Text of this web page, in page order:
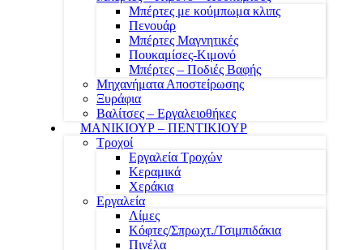
Μπέρτες με κούμπωμα κλιπς
Πενουάρ
Μπέρτες Μαγνητικές
Πουκαμίσες-Κιμονό
Μπέρτες – Ποδιές Βαφής
Μηχανήματα Αποστείρωσης
Ξυράφια
Βαλίτσες – Εργαλειοθήκες
ΜΑΝΙΚΙΟΥΡ – ΠΕΝΤΙΚΙΟΥΡ
Τροχοί
Εργαλεία Τροχών
Κεραμικά
Χεράκια
Εργαλεία
Λίμες
Κόφτες/Σπρωχτ./Τσιμπιδάκια
Πινέλα